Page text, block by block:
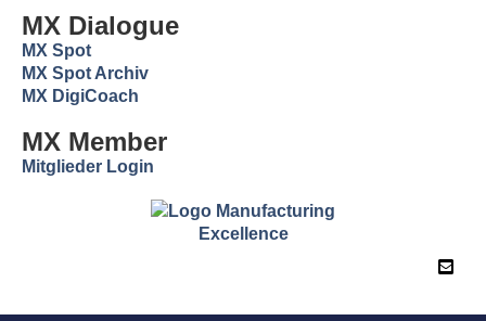
MX Dialogue
MX Spot
MX Spot Archiv
MX DigiCoach
MX Member
Mitglieder Login